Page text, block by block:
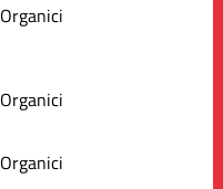
Organici
Organici
Organici